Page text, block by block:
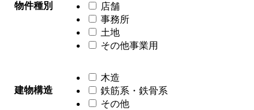
物件種別
店舗
事務所
土地
その他事業用
建物構造
木造
鉄筋系・鉄骨系
その他